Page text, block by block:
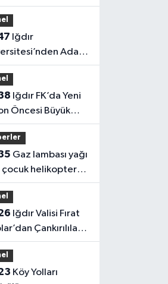
Muay Thai Eğitimi
Aday
Tercih
Rehberlik
Öncesi Büyük
Forma
Belli Oldu
çocuk helikopter
Diyarbakır'a
edildi
Çankırılılara
“Hepinizi Çok